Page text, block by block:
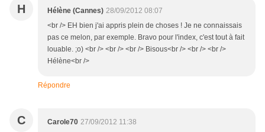
H Hélène (Cannes) 28/09/2012 08:07
<br /> EH bien j'ai appris plein de choses ! Je ne connaissais
pas ce melon, par exemple. Bravo pour l'index, c'est tout à fait
louable. ;o) <br /> <br /> <br /> Bisous<br /> <br /> <br />
Hélène<br />
Répondre
C Carole70 27/09/2012 11:38